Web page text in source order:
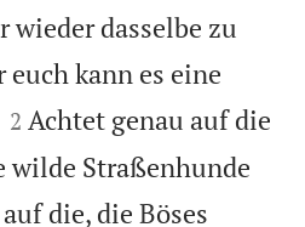
wieder dasselbe zu
kann es eine


2 Achtet genau auf die
wilde Straßenhunde
die, die Böses